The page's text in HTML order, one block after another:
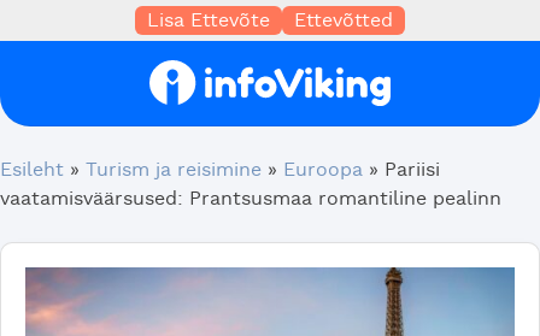
Lisa Ettevõte Ettevõtted
Esileht » Turism ja reisimine » Euroopa » Pariisi
vaatamisväärsused: Prantsusmaa romantiline pealinn